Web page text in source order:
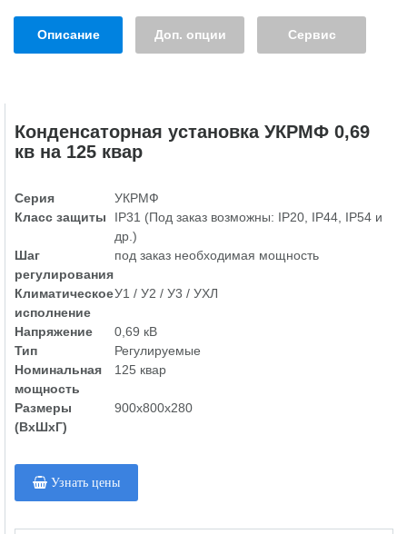
Описание Доп. опции Сервис
Конденсаторная установка УКРМФ 0,69
кв на 125 квар
Серия
УКРМФ
Класс защиты
IP31 (Под заказ возможны: IP20, IP44, IP54 и
др.)
Шаг
регулирования
под заказ необходимая мощность
Климатическое
исполнение
У1 / У2 / У3 / УХЛ
Напряжение
0,69 кВ
Тип
Регулируемые
Номинальная
мощность
125 квар
Размеры
(ВхШхГ)
900х800х280
Узнать цены